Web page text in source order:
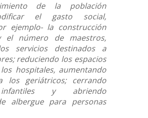
de la población
el gasto social,
ejemplo- la construcción
el número de maestros,
servicios destinados a
reduciendo los espacios
hospitales, aumentando
los geriátricos; cerrando
y abriendo
albergue para personas